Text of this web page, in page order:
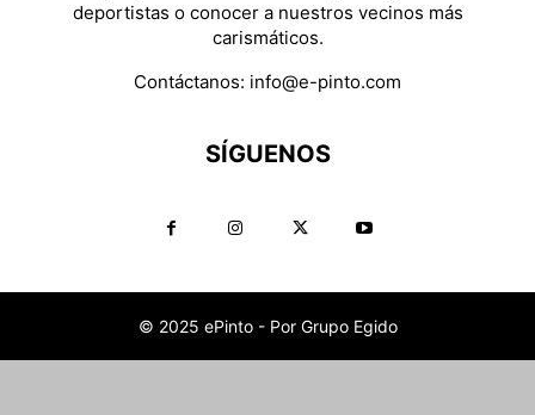
deportistas o conocer a nuestros vecinos más
carismáticos.
Contáctanos: info@e-pinto.com
SÍGUENOS
© 2025 ePinto - Por Grupo Egido